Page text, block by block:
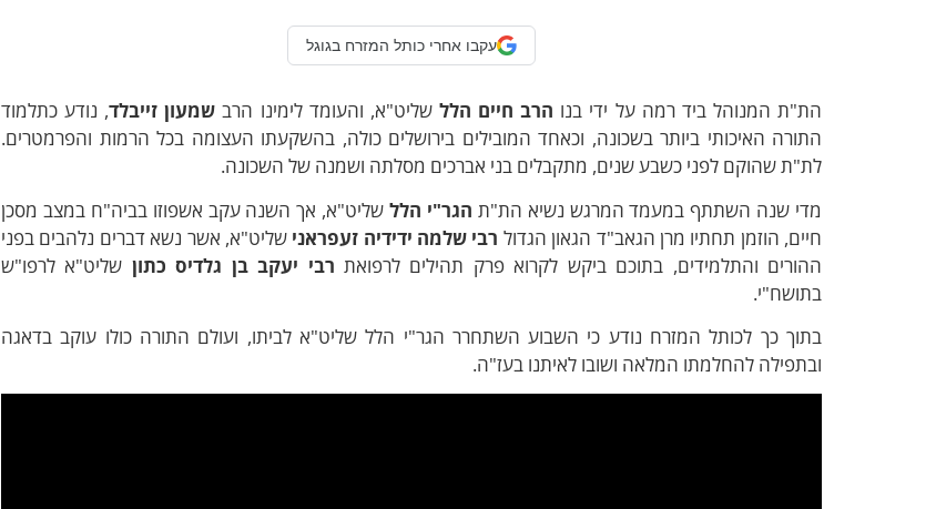
עקבו אחרי כותל המזרח בגוגל
הת"ת המנוהל ביד רמה על ידי בנו הרב חיים הלל שליט"א, והעומד לימינו הרב שמעון זייבלד, נודע כתלמוד
התורה האיכותי ביותר בשכונה, וכאחד המובילים בירושלים כולה, בהשקעתו העצומה בכל הרמות והפרמטרים.
לת"ת שהוקם לפני כשבע שנים, מתקבלים בני אברכים מסלתה ושמנה של השכונה.
מדי שנה השתתף במעמד המרגש נשיא הת"ת הגר"י הללשליט"א, אך השנה עקב אשפוזו בביה"ח במצב מסכן
חיים, הוזמן תחתיו מרן הגאב"ד הגאון הגדול רבי שלמה ידידיה זעפראני שליט"א, אשר נשא דברים נלהבים בפני
ההורים והתלמידים, בתוכם ביקש לקרוא פרק תהילים לרפואת רבי יעקב בן גלדיס כתון שליט"א לרפו"ש
בתושח"י.
בתוך כך לכותל המזרח נודע כי השבוע השתחרר הגר"י הלל שליט"א לביתו, ועולם התורה כולו עוקב בדאגה
ובתפילה להחלמתו המלאה ושובו לאיתנו בעז"ה.